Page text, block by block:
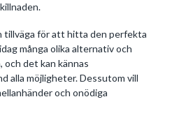
tillväga för att hitta den perfekta
många olika alternativ och
och det kan kännas
alla möjligheter. Dessutom vill
och onödiga